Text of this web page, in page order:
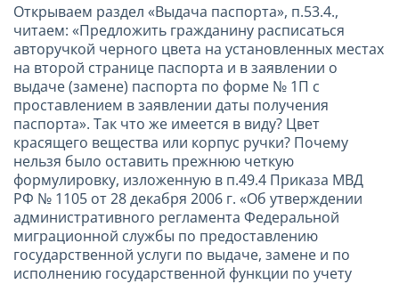
Открываем раздел «Выдача паспорта», п.53.4.,
читаем: «Предложить гражданину расписаться
авторучкой черного цвета на установленных местах
на второй странице паспорта и в заявлении о
выдаче (замене) паспорта по форме № 1П с
проставлением в заявлении даты получения
паспорта». Так что же имеется в виду? Цвет
красящего вещества или корпус ручки? Почему
нельзя было оставить прежнюю четкую
формулировку, изложенную в п.49.4 Приказа МВД
РФ № 1105 от 28 декабря 2006 г. «Об утверждении
административного регламента Федеральной
миграционной службы по предоставлению
государственной услуги по выдаче, замене и по
исполнению государственной функции по учету